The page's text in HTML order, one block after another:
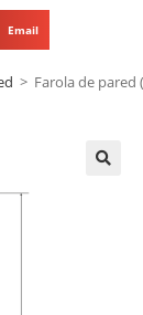
Email
> Farola de pared